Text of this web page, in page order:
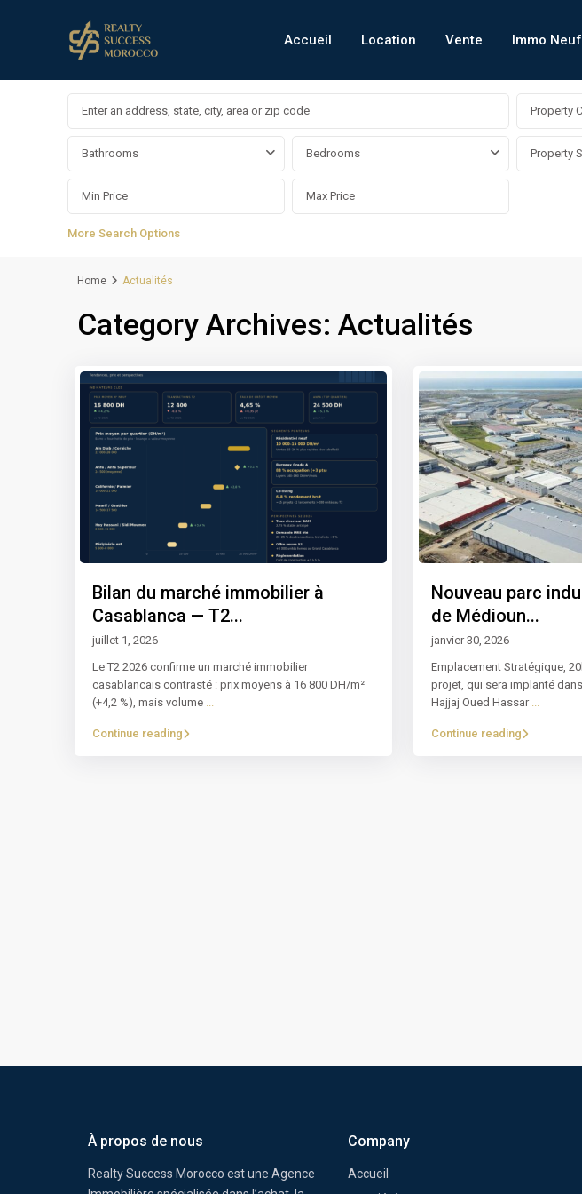
Accueil Location Vente Immo Neuf
Recherche Avancée
Property
Bathrooms Bedrooms
More Search Options
Home Actualités
Category Archives: Actualités
Bilan du marché immobilier à
Casablanca — T2...
juillet 1, 2026
Le T2 2026 confirme un marché immobilier
casablancais contrasté : prix moyens à 16 800 DH/m²
(+4,2 %), mais volume ...
Continue reading
Nouveau parc
de Médioun...
janvier 30, 2026
Emplacement Stratégique,
projet, qui sera implanté
Hajjaj Oued Hassar ...
Continue reading
À propos de nous
Realty Success Morocco est une Agence
Company
Accueil